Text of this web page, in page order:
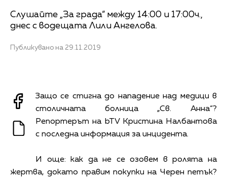
Слушайте „За града“ между 14:00 и 17:00ч.,
днес с водещата Лили Ангелова.
Публикувано на 29.11.2019
Защо се стигна до нападение над медици в
столичната болница „Св. Анна“?
Репортерът на bTV Кристина Налбантова
с последна информация за инцидента.
И още: как да не се озовем в ролята на
жертва, докато правим покупки на Черен петък?